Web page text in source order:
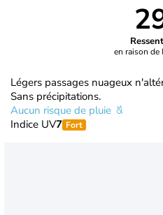
en raison
Légers passages nuageux
Sans précipitations.
Aucun risque de pluie
Indice UV7 Fort